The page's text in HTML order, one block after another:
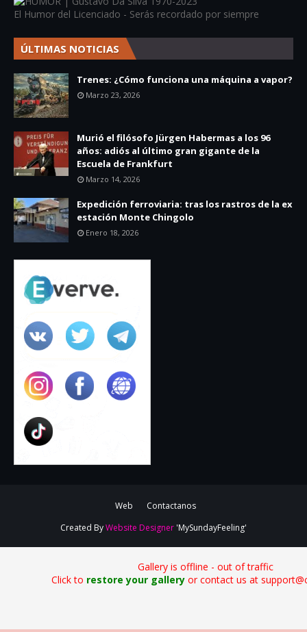
El Humor del Licenciado - Serás recordado por siempre
ÚLTIMAS NOTICIAS
Trenes: ¿Cómo funciona una máquina a vapor?
Marzo 23, 2026
Murió el filósofo Jürgen Habermas a los 96
años: adiós al último gran gigante de la
Escuela de Frankfurt
Marzo 14, 2026
Expedición ferroviaria: tras los rastros de la ex
estación Monte Chingolo
Enero 18, 2026
Web
Contactanos
Created ByWebsite Designer 'MySundayFeeling'
Gallery is offline - out of traffic
Click to restore your galleryor contact us at